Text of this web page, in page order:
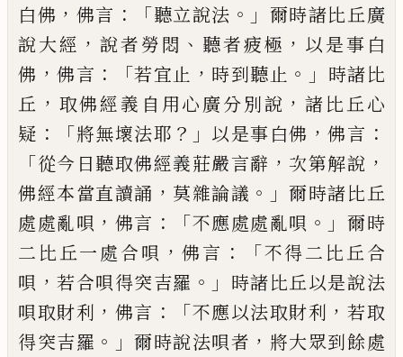
白佛 ， 佛言 ：「聽立說法 。」 爾時諸比丘廣
說大經 ，說者勞悶 、 聽者疲極 ， 以是事白
佛 ，佛言 ：「若宜止 ， 時到聽止 。」 時諸比
丘 ， 取佛經義 自用心廣分別說 ，諸比丘心
疑 ：「將無壞法耶 ？」 以是事白佛 ，佛言 ：
「從今日聽取佛經義莊嚴言辭 ， 次第解說 ，
佛經本當直讀誦 ， 莫雜論議 。」爾時諸比丘
處處亂唄 ， 佛言 ：「不應處處亂唄 。」爾時
二比丘一處合唄 ，佛言 ：「不得二 比丘合
唄 ，若合唄得突吉羅 。」 時諸比丘以是說法
唄取財利 ， 佛言 ：「不應以法取財利 ，若取
得突吉羅 。」爾時說法唄者 ， 將大眾到餘處